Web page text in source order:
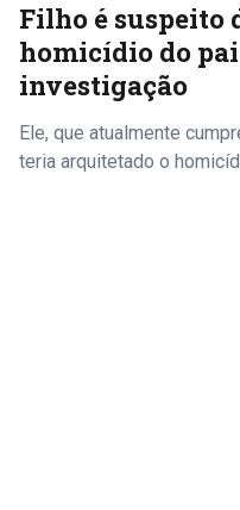
Filho é suspeito
homicídio do
investigação
Ele, que atualmente
teria arquitetado o